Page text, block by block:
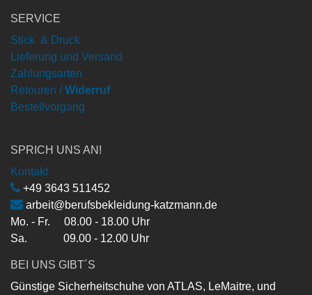
SERVICE
Stick & Druck
Lieferung und Versand
Zahlungsarten
Retouren / Widerruf
Bestellvorgang
SPRICH UNS AN!
Kontakt
+49 3643 511452
arbeit@berufsbekleidung-katzmann.de
Mo. - Fr. 08.00 - 18.00 Uhr
Sa. 09.00 - 12.00 Uhr
BEI UNS GIBT´S
Günstige Sicherheitschuhe von ATLAS, LeMaitre, und